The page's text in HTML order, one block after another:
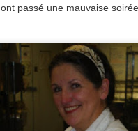
passé une mauvaise